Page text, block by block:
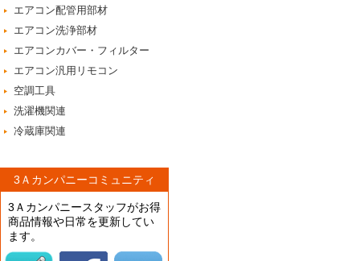
エアコン配管用部材
エアコン洗浄部材
エアコンカバー・フィルター
エアコン汎用リモコン
空調工具
洗濯機関連
冷蔵庫関連
3Ａカンパニーコミュニティ
3Ａカンパニースタッフがお得
商品情報や日常を更新してい
ます。